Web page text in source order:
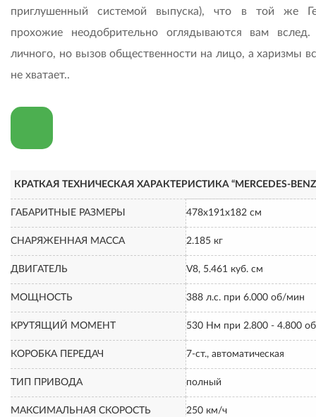
приглушенный системой выпуска), что в той же
прохожие неодобрительно оглядываются вам вслед.
личного, но вызов общественности на лицо, а харизмы
не хватает..
КРАТКАЯ ТЕХНИЧЕСКАЯ ХАРАКТЕРИСТИКА “MERCEDES-BENZ
ГАБАРИТНЫЕ РАЗМЕРЫ 478х191х182 см
СНАРЯЖЕННАЯ МАССА 2.185 кг
ДВИГАТЕЛЬ V8, 5.461 куб. см
МОЩНОСТЬ 388 л.с. при 6.000 об/мин
КРУТЯЩИЙ МОМЕНТ 530 Нм при 2.800 - 4.800
КОРОБКА ПЕРЕДАЧ 7-ст., автоматическая
ТИП ПРИВОДА полный
МАКСИМАЛЬНАЯ СКОРОСТЬ 250 км/ч